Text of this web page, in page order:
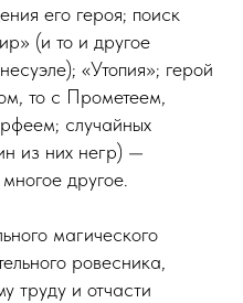
его героя; поиск
(и то и другое
«Утопия»; герой
то с Прометеем,
случайных
из них негр) —
другое.
магического
ровесника,
труду и отчасти